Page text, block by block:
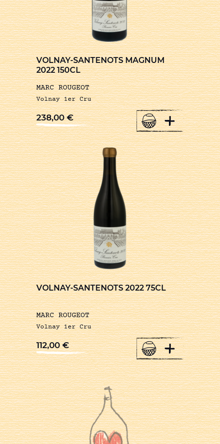
VOLNAY-SANTENOTS MAGNUM
2022 150CL
MARC ROUGEOT
Volnay 1er Cru
238,00€ +
VOLNAY-SANTENOTS 2022 75CL
MARC ROUGEOT
Volnay 1er Cru
112,00€ +